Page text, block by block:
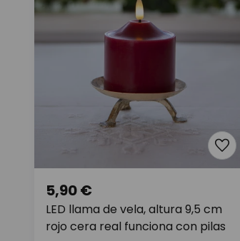
LED llama de vela, altura 9,5 cm
rojo cera real funciona con pilas
5,90 €